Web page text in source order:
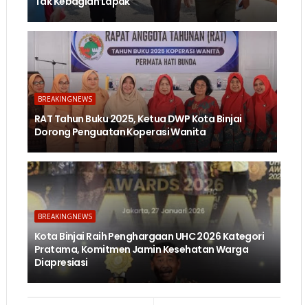
BREAKINGNEWS
RAT Tahun Buku 2025, Ketua DWP Kota Binjai
Dorong Penguatan Koperasi Wanita
BREAKINGNEWS
Kota Binjai Raih Penghargaan UHC 2026 Kategori
Pratama, Komitmen Jamin Kesehatan Warga
Diapresiasi